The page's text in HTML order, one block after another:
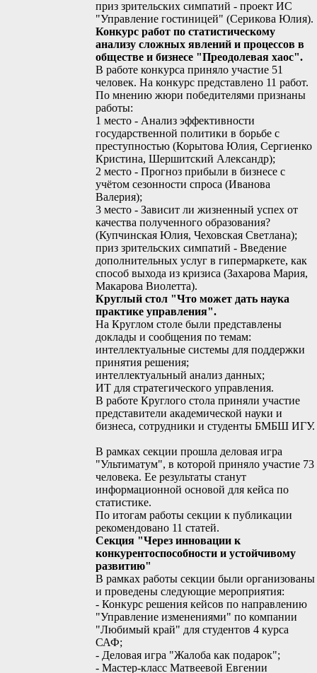
приз зрительских симпатий - проект ИС
"Управление гостиницей" (Серикова Юлия).
Конкурс работ по статистическому
анализу сложных явлений и процессов в
обществе и бизнесе "Преодолевая хаос".
В работе конкурса приняло участие 51
человек. На конкурс представлено 11 работ.
По мнению жюри победителями признаны
работы:
1 место - Анализ эффективности
государственной политики в борьбе с
преступностью (Корытова Юлия, Сергиенко
Кристина, Шершитский Александр);
2 место - Прогноз прибыли в бизнесе с
учётом сезонности спроса (Иванова
Валерия);
3 место - Зависит ли жизненный успех от
качества полученного образования?
(Купчинская Юлия, Чеховская Светлана);
приз зрительских симпатий - Введение
дополнительных услуг в гипермаркете, как
способ выхода из кризиса (Захарова Мария,
Макарова Виолетта).
Круглый стол "Что может дать наука
практике управления".
На Круглом столе были представлены
доклады и сообщения по темам:
интеллектуальные системы для поддержки
принятия решения;
интеллектуальный анализ данных;
ИТ для стратегического управления.
В работе Круглого стола приняли участие
представители академической науки и
бизнеса, сотрудники и студенты БМБШ ИГУ.
В рамках секции прошла деловая игра
"Ультиматум", в которой приняло участие 73
человека. Ее результаты станут
информационной основой для кейса по
статистике.
По итогам работы секции к публикации
рекомендовано 11 статей.
Секция "Через инновации к
конкурентоспособности и устойчивому
развитию"
В рамках работы секции были организованы
и проведены следующие мероприятия:
- Конкурс решения кейсов по направлению
"Управление изменениями" по компании
"Любимый край" для студентов 4 курса
САФ;
- Деловая игра "Жалоба как подарок";
- Мастер-класс Матвеевой Евгении